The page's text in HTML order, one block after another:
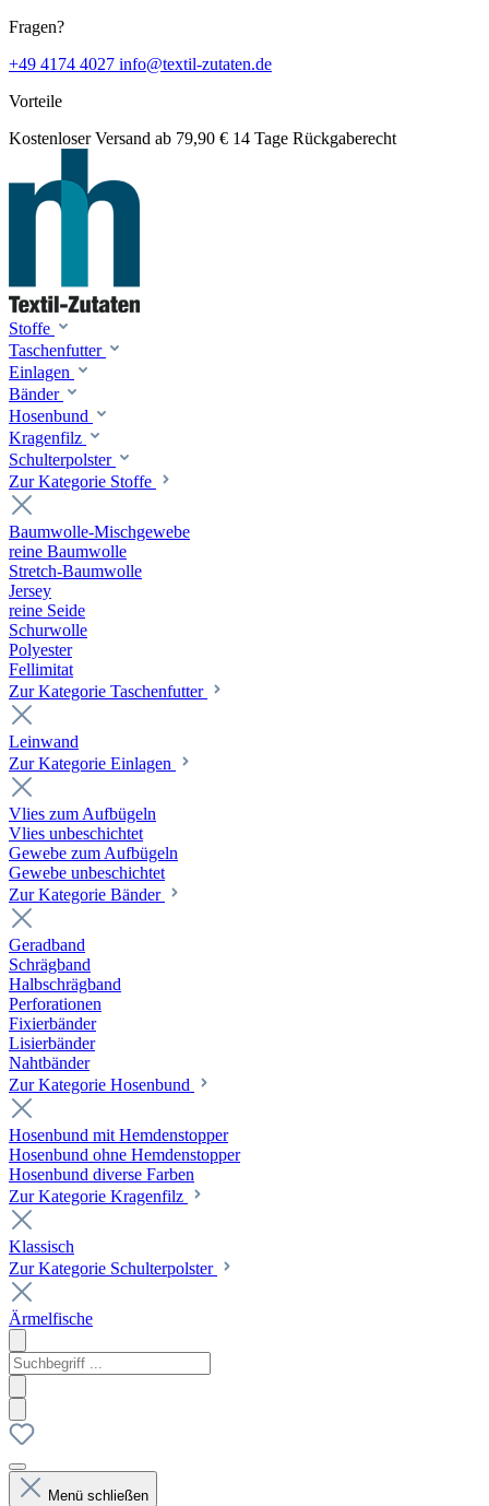
Fragen?
+49 4174 4027 info@textil-zutaten.de
Vorteile
Kostenloser Versand ab 79,90 € 14 Tage Rückgaberecht
Stoffe
Taschenfutter
Einlagen
Bänder
Hosenbund
Kragenfilz
Schulterpolster
Zur Kategorie Stoffe
Baumwolle-Mischgewebe
reine Baumwolle
Stretch-Baumwolle
Jersey
reine Seide
Schurwolle
Polyester
Fellimitat
Zur Kategorie Taschenfutter
Leinwand
Zur Kategorie Einlagen
Vlies zum Aufbügeln
Vlies unbeschichtet
Gewebe zum Aufbügeln
Gewebe unbeschichtet
Zur Kategorie Bänder
Geradband
Schrägband
Halbschrägband
Perforationen
Fixierbänder
Lisierbänder
Nahtbänder
Zur Kategorie Hosenbund
Hosenbund mit Hemdenstopper
Hosenbund ohne Hemdenstopper
Hosenbund diverse Farben
Zur Kategorie Kragenfilz
Klassisch
Zur Kategorie Schulterpolster
Ärmelfische
Menü schließen